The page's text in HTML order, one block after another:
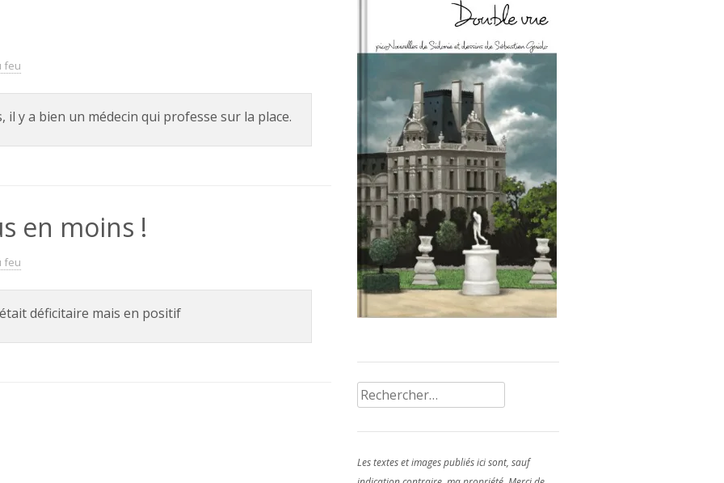
feu
il y a bien un médecin qui professe sur la place.
en moins !
feu
déficitaire mais en positif
Rechercher :
Les textes et images publiés ici sont, sauf